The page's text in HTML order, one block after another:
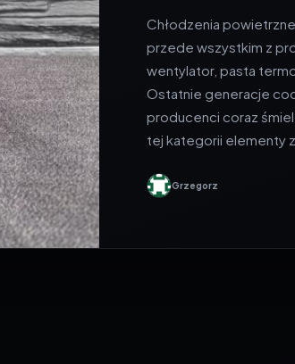
Chłodzenia
przede wszystkim z
wentylator, pasta
Ostatnie generacje
producenci coraz
tej kategorii elementy
Grzegorz